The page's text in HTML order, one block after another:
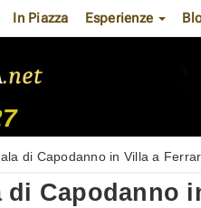
In Piazza Esperienze
di Capodanno in Villa a
di Capodanno